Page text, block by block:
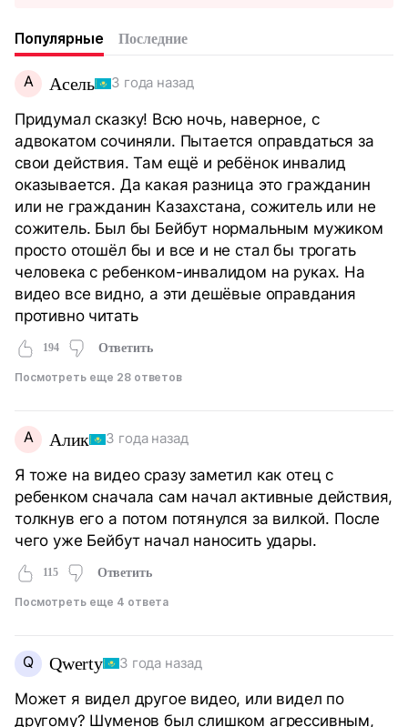
Популярные Последние
А Асель 3 года назад
Придумал сказку! Всю ночь, наверное, с
адвокатом сочиняли. Пытается оправдаться за
свои действия. Там ещё и ребёнок инвалид
оказывается. Да какая разница это гражданин
или не гражданин Казахстана, сожитель или не
сожитель. Был бы Бейбут нормальным мужиком
просто отошёл бы и все и не стал бы трогать
человека с ребенком-инвалидом на руках. На
видео все видно, а эти дешёвые оправдания
противно читать
194 Ответить
Посмотреть еще 28 ответов
А Алик 3 года назад
Я тоже на видео сразу заметил как отец с
ребенком сначала сам начал активные действия,
толкнув его а потом потянулся за вилкой. После
чего уже Бейбут начал наносить удары.
115 Ответить
Посмотреть еще 4 ответа
Q Qwerty 3 года назад
Может я видел другое видео, или видел по
другому? Шуменов был слишком агрессивным,